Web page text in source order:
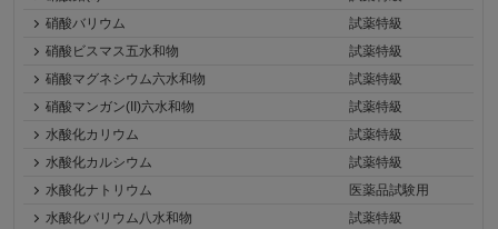
硝酸バリウム
試薬特級
硝酸ビスマス五水和物
試薬特級
硝酸マグネシウム六水和物
試薬特級
硝酸マンガン(II)六水和物
試薬特級
水酸化カリウム
試薬特級
水酸化カルシウム
試薬特級
水酸化ナトリウム
医薬品試験用
水酸化バリウム八水和物
試薬特級